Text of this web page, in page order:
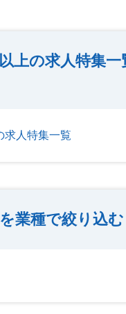
上の求人特集一
求人特集一覧
業種で絞り込む